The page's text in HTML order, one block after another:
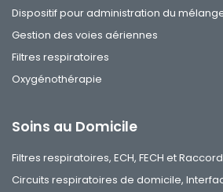
Dispositif pour administration du
Gestion des voies aériennes
Filtres respiratoires
Oxygénothérapie
Soins au Domicile
Filtres respiratoires, ECH, FECH et
Circuits respiratoires de domicile,